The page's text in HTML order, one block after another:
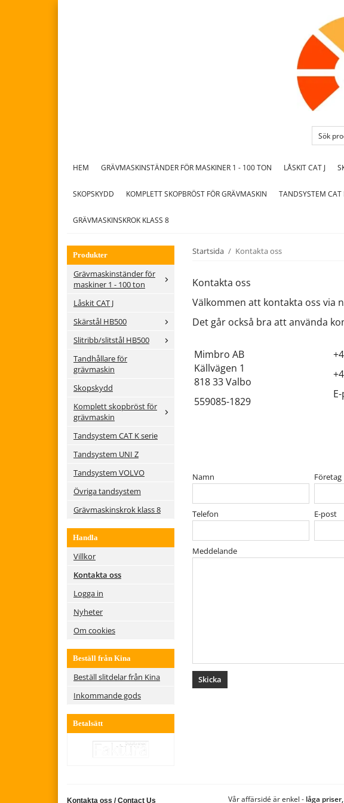
HEM GRÄVMASKINSTÄNDER FÖR MASKINER 1 - 100 TON LÅSKIT CAT J
SKOPSKYDD KOMPLETT SKOPBRÖST FÖR GRÄVMASKIN TANDSYSTEM CAT
GRÄVMASKINSKROK KLASS 8
Produkter
Grävmaskinständer för
maskiner 1 - 100 ton
Låskit CAT J
Skärstål HB500
Slitribb/slitstål HB500
Tandhållare för
grävmaskin
Skopskydd
Komplett skopbröst för
grävmaskin
Tandsystem CAT K serie
Tandsystem UNI Z
Tandsystem VOLVO
Övriga tandsystem
Grävmaskinskrok klass 8
Handla
Villkor
Kontakta oss
Logga in
Nyheter
Om cookies
Beställ från Kina
Beställ slitdelar från Kina
Inkommande gods
Betalsätt
Startsida / Kontakta oss
Kontakta oss
Välkommen att kontakta oss via
Det går också bra att använda
Mimbro AB
Källvägen 1
818 33 Valbo
559085-1829
Namn Företag
Telefon E-post
Meddelande
Kontakta oss /Contact Us Vår affärsidé är enkel - låga